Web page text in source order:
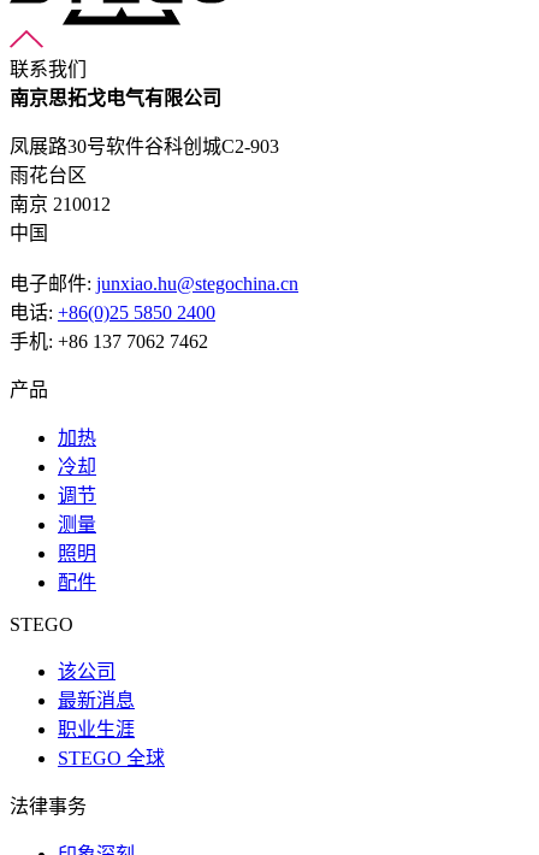
联系我们
南京思拓戈电气有限公司
凤展路30号软件谷科创城C2-903
雨花台区
南京 210012
中国
电子邮件: junxiao.hu@stegochina.cn
电话: +86(0)25 5850 2400
手机: +86 137 7062 7462
产品
加热
冷却
调节
测量
照明
配件
STEGO
该公司
最新消息
职业生涯
STEGO 全球
法律事务